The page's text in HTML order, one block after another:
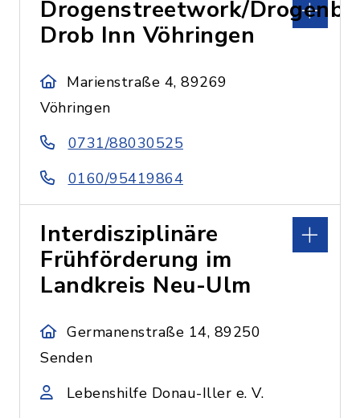
Drogenstreetwork/
Drob Inn Vöhringen
Marienstraße 4, 89269
Vöhringen
0731/88030525
0160/95419864
Interdisziplinäre
Frühförderung im
Landkreis Neu-Ulm
Germanenstraße 14, 89250
Senden
Lebenshilfe Donau-Iller e. V.